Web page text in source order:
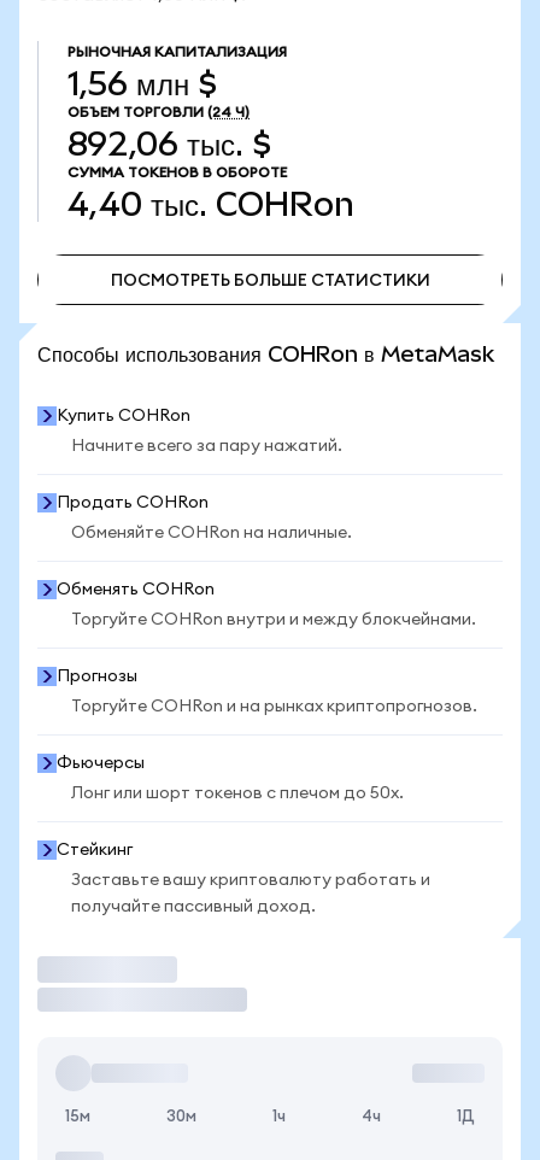
РЫНОЧНАЯ КАПИТАЛИЗАЦИЯ
1,56 млн $
ОБЪЕМ ТОРГОВЛИ (24 Ч)
892,06 тыс. $
СУММА ТОКЕНОВ В ОБОРОТЕ
4,40 тыс. COHRon
ПОСМОТРЕТЬ БОЛЬШЕ СТАТИСТИКИ
Способы использования COHRon в MetaMask
Купить COHRon
Начните всего за пару нажатий.
Продать COHRon
Обменяйте COHRon на наличные.
Обменять COHRon
Торгуйте COHRon внутри и между блокчейнами.
Прогнозы
Торгуйте COHRon и на рынках криптопрогнозов.
Фьючерсы
Лонг или шорт токенов с плечом до 50x.
Стейкинг
Заставьте вашу криптовалюту работать и
получайте пассивный доход.
15м 30м 1ч 4ч 1Д